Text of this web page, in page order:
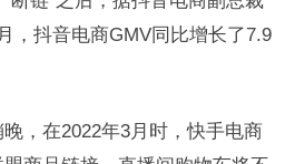
，抖音电商GMV同比增长了7.9
，在2022年3月时，快手电商